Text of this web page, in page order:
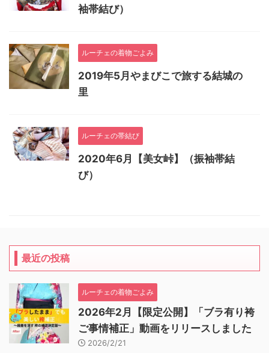
袖帯結び）
ルーチェの着物ごよみ
2019年5月やまびこで旅する結城の
里
ルーチェの帯結び
2020年6月【美女峠】（振袖帯結
び）
最近の投稿
ルーチェの着物ごよみ
2026年2月【限定公開】「ブラ有り袴
ご事情補正」動画をリリースしました
2026/2/21